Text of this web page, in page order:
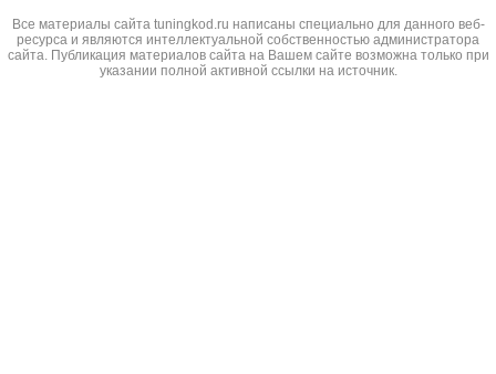
Все материалы сайта tuningkod.ru написаны специально для данного веб-
ресурса и являются интеллектуальной собственностью администратора
сайта. Публикация материалов сайта на Вашем сайте возможна только при
указании полной активной ссылки на источник.